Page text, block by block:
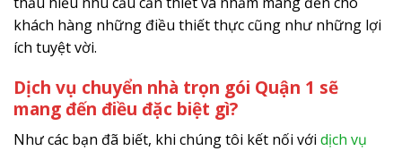
khách hàng những điều thiết thực cũng như những lợi
ích tuyệt vời.
Dịch vụ chuyển nhà trọn gói Quận 1 sẽ
mang đến điều đặc biệt gì?
Như các bạn đã biết, khi chúng tôi kết nối với dịch vụ